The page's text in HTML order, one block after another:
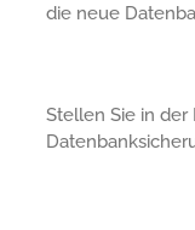
die neue
Stellen Sie in der